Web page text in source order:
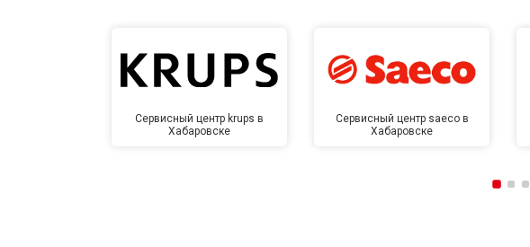
Сервисный центр krups в
Хабаровске
Сервисный центр saeco в
Хабаровске